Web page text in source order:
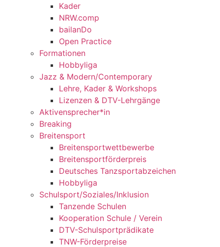
Kader
NRW.comp
bailanDo
Open Practice
Formationen
Hobbyliga
Jazz & Modern/Contemporary
Lehre, Kader & Workshops
Lizenzen & DTV-Lehrgänge
Aktivensprecher*in
Breaking
Breitensport
Breitensportwettbewerbe
Breitensportförderpreis
Deutsches Tanzsportabzeichen
Hobbyliga
Schulsport/Soziales/Inklusion
Tanzende Schulen
Kooperation Schule / Verein
DTV-Schulsportprädikate
TNW-Förderpreise